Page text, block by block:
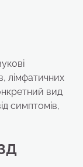
лімфатичних
вид
симптомів,